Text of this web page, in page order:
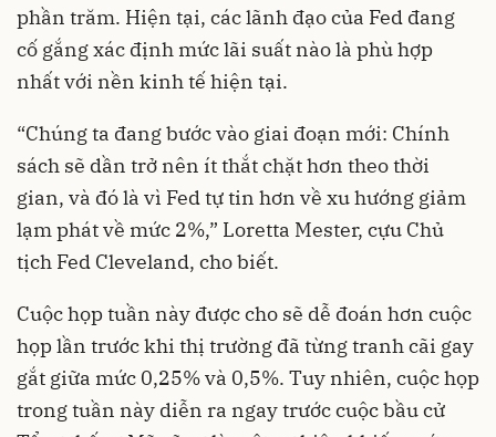
phần trăm. Hiện tại, các lãnh đạo của Fed đang
cố gắng xác định mức lãi suất nào là phù hợp
nhất với nền kinh tế hiện tại.
“Chúng ta đang bước vào giai đoạn mới: Chính
sách sẽ dần trở nên ít thắt chặt hơn theo thời
gian, và đó là vì Fed tự tin hơn về xu hướng giảm
lạm phát về mức 2%,” Loretta Mester, cựu Chủ
tịch Fed Cleveland, cho biết.
Cuộc họp tuần này được cho sẽ dễ đoán hơn cuộc
họp lần trước khi thị trường đã từng tranh cãi gay
gắt giữa mức 0,25% và 0,5%. Tuy nhiên, cuộc họp
trong tuần này diễn ra ngay trước cuộc bầu cử